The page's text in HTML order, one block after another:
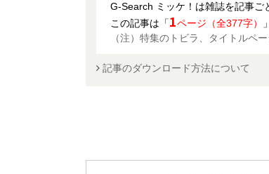
G-Search ミッケ！は雑誌を記事ご
この記事は「1ページ（全377字）
（注）特集のトビラ、タイトルペ
記事のダウンロード方法について